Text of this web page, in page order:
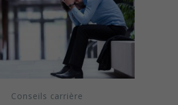
Conseils carrière